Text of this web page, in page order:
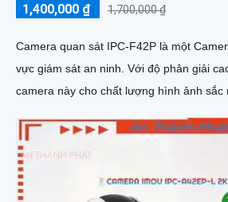
1,400,000 ₫ 1,700,000 ₫
Camera quan sát IPC-F42P là một
vực giám sát an ninh. Với độ phân giải cao 2.0 Megapixel,
camera này cho chất lượng hình ảnh sắc